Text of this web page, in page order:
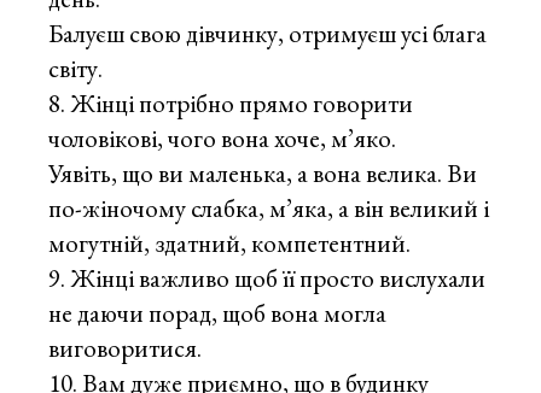
Балуєш свою дівчинку, отримуєш усі блага
світу.
Жінці потрібно прямо говорити
чоловікові, чого вона хоче, м’яко.
Уявіть, що ви маленька, а вона велика. Ви
по-жіночому слабка, м’яка, а він великий і
могутній, здатний, компетентний.
Жінці важливо щоб її просто вислухали
не даючи порад, щоб вона могла
виговоритися.
Вам дуже приємно, що в будинку